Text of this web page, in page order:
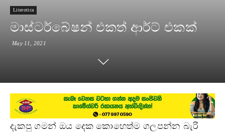
Literotica
මාස්ටර්බේෂන් එකත් ආර්ට් එකක්
May 11, 2021
දැකපු ගමන් ඔය දෙක කොහෙත්ම ගලපන්න බැරි